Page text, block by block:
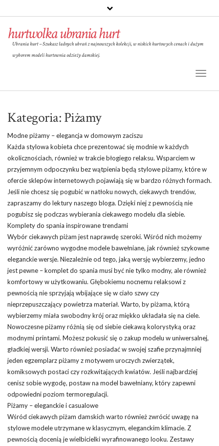
hurtwolka ubrania hurt
Ubrania hurt – Szukasz ładnych ubrań z najnowszych kolekcji, w niskich hurtowych cenach i dużym
wyborem modeli hurtownia odzieży damskiej.
Kategoria:Piżamy
Modne piżamy – elegancja w domowym zaciszu
Każda stylowa kobieta chce prezentować się modnie w każdych
okolicznościach, również w trakcie błogiego relaksu. Wsparciem w
przyjemnym odpoczynku bez wątpienia będą stylowe piżamy, które w
ofercie sklepów internetowych pojawiają się w bardzo różnych formach.
Jeśli nie chcesz się pogubić w natłoku nowych, ciekawych trendów,
zapraszamy do lektury naszego bloga. Dzięki niej z pewnością nie
pogubisz się podczas wybierania ciekawego modelu dla siebie.
Komplety do spania inspirowane trendami
Wybór ciekawych piżam jest naprawdę szeroki. Wśród nich możemy
wyróżnić zarówno wygodne modele bawełniane, jak również szykowne
eleganckie wersje. Niezależnie od tego, jaką wersję wybierzemy, jedno
jest pewne – komplet do spania musi być nie tylko modny, ale również
komfortowy w użytkowaniu. Głębokiemu nocnemu relaksowi z
pewnością nie sprzyjają wbijające się w ciało szwy czy
nieprzepuszczający powietrza materiał. Warto, by piżama, którą
wybierzemy miała swobodny krój oraz miękko układała się na ciele.
Nowoczesne piżamy różnią się od siebie ciekawą kolorystyką oraz
modnymi printami. Możesz pokusić się o zakup modelu w uniwersalnej,
gładkiej wersji. Warto również posiadać w swojej szafie przynajmniej
jeden egzemplarz piżamy z motywem uroczych zwierzątek,
komiksowych postaci czy rozkwitających kwiatów. Jeśli najbardziej
cenisz sobie wygodę, postaw na model bawełniany, który zapewni
odpowiedni poziom termoregulacji.
Piżamy – eleganckie i casualowe
Wśród ciekawych piżam damskich warto również zwrócić uwagę na
stylowe modele utrzymane w klasycznym, eleganckim klimacie. Z
pewnością docenią je wielbicielki wyrafinowanego looku. Zestawy